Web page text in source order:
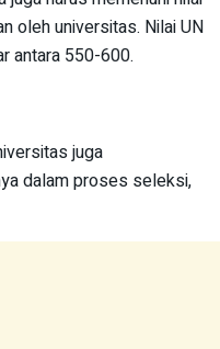
oleh universitas. Nilai UN
antara 550-600.
juga
dalam proses seleksi,